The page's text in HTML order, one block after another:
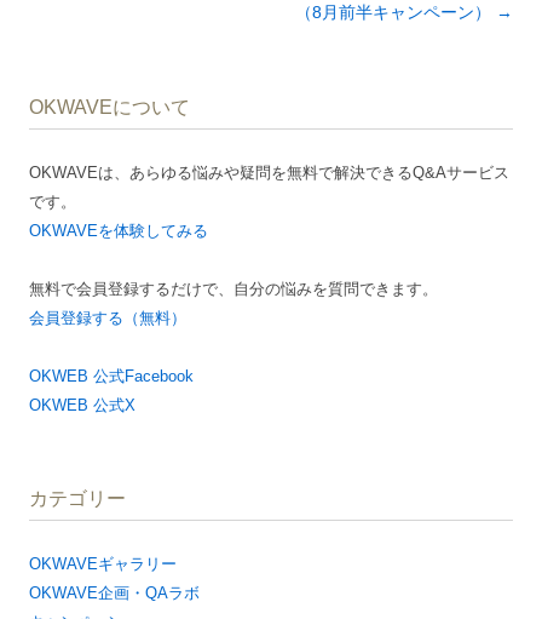
シ
ン
（8月前半キャンペーン）
→
OKWAVEについて
OKWAVEは、あらゆる悩みや疑問を無料で解決できるQ&Aサービス
です。
OKWAVEを体験してみる
無料で会員登録するだけで、自分の悩みを質問できます。
会員登録する（無料）
OKWEB 公式Facebook
OKWEB 公式X
カテゴリー
OKWAVEギャラリー
OKWAVE企画・QAラボ